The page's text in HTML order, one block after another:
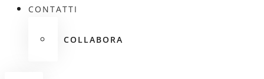
CONTATTI
COLLABORA